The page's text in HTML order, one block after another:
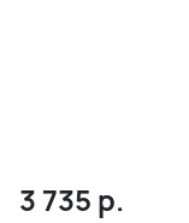
3 735 р.